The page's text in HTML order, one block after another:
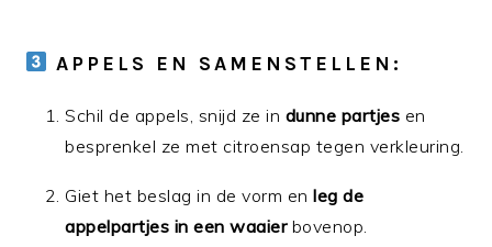
APPELS EN SAMENSTELLEN:
Schil de appels, snijd ze in dunne partjes en
besprenkel ze met citroensap tegen verkleuring.
Giet het beslag in de vorm enleg de
appelpartjes in een waaierbovenop.